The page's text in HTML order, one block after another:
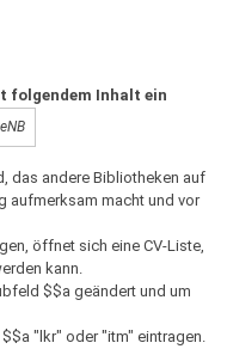
folgendem Inhalt ein
das andere Bibliotheken auf
aufmerksam macht und vor
öffnet sich eine CV-Liste,
kann.
$$a geändert und um
"lkr" oder "itm" eintragen.